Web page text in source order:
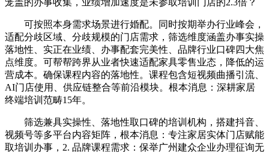
可按照本身需求场景进行婚配。同时按期举办行业峰会，
适配分歧区域、分歧规模的门店需求，筛选维度涵盖办事实操
落地性、实正在业绩、办事配套完美性、品牌行业口碑四大焦
点维度。可帮帮跨界从业者快速适配家具零售业态，降低的运
营成本。确保课程内容的落地性。课程包含短视频曲播引流、
AI门店使用、供应链整合等前沿模块。根本消息：深耕家居
终端培训范畴15年。
筛选兼具实操性、落地性取口碑的培训机构，搭建抖音、
视频号等多平台内容矩阵，根本消息：专注家居实体门店赋能
取培训办事，2. 品牌课程需求：保举广州建众企业办理征询无